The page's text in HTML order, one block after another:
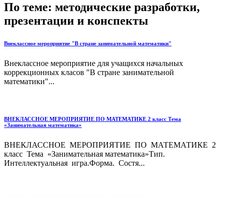
По теме: методические разработки,
презентации и конспекты
Внеклассное мероприятие "В стране занимательной математики"
Внеклассное мероприятие для учащихся начальных
коррекционных класов "В стране занимательной
математики"...
ВНЕКЛАССНОЕ МЕРОПРИЯТИЕ ПО МАТЕМАТИКЕ 2 класс Тема
«Занимательная математика»
ВНЕКЛАССНОЕ МЕРОПРИЯТИЕ ПО МАТЕМАТИКЕ 2
класс Тема «Занимательная математика»Тип.
Интеллектуальная игра.Форма. Состя...